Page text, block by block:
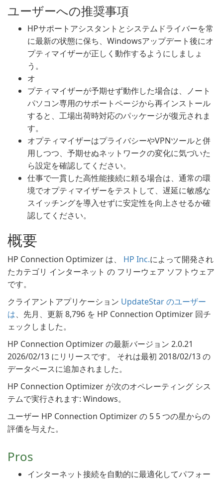
ユーザーへの推奨事項
HPサポートアシスタントとシステムドライバーを常
に最新の状態に保ち、Windowsアップデート後にオ
プティマイザーが正しく動作するようにしましょ
う。
オ
プティマイザーが予期せず動作した場合は、ノート
パソコン専用のサポートページから再インストール
すると、工場出荷時対応のパッケージが復元されま
す。
オプティマイザーはプライバシーやVPNツールと併
用しつつ、予期せぬネットワークの変化に気づいた
ら設定を確認してください。
仕事で一貫した高性能接続に頼る場合は、通常の環
境でオプティマイザーをテストして、遅延に敏感な
スイッチングを導入せずに安定性を向上させるか確
認してください。
概要
HP Connection Optimizer は、 HP Inc.によって開発され
たカテゴリ インターネット の フリーウェア ソフトウェア
です。
クライアントアプリケーション UpdateStar のユーザー
は、先月、更新 8,796 を HP Connection Optimizer 回チ
ェックしました。
HP Connection Optimizer の最新バージョン 2.0.21
2026/02/13 にリリースです。 それは最初 2018/02/13 の
データベースに追加されました。
HP Connection Optimizer が次のオペレーティング シス
テムで実行されます: Windows。
ユーザー HP Connection Optimizer の 5 5 つの星からの
評価を与えた。
Pros
インターネット接続を自動的に最適化してパフォー